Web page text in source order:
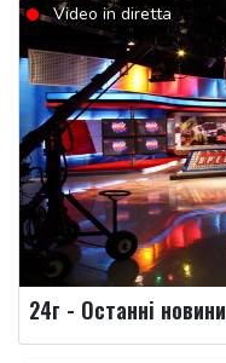
Video in diretta
24г - Останні новини